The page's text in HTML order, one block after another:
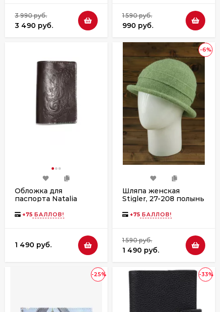
3 990 руб.
3 490 руб.
1 590 руб.
990 руб.
Обложка для
паспорта Natalia
трава коричневая
+75 БАЛЛОВ!
1 490 руб.
-6%
Шляпа женская
Stigler, 27-208 полынь
+75 БАЛЛОВ!
1 590 руб.
1 490 руб.
-25% -33%